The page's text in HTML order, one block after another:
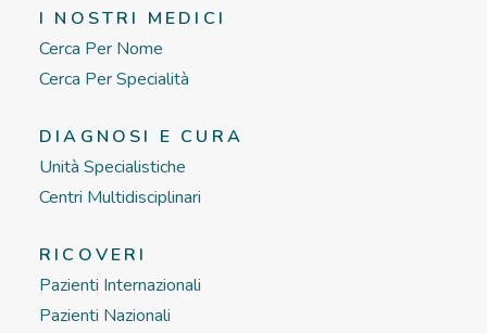
I NOSTRI MEDICI
Cerca Per Nome
Cerca Per Specialità
DIAGNOSI E CURA
Unità Specialistiche
Centri Multidisciplinari
RICOVERI
Pazienti Internazionali
Pazienti Nazionali